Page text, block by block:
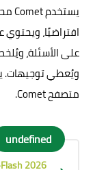
افتراضيًا،
على الأسئلة،
متصفح Comet.
undefined